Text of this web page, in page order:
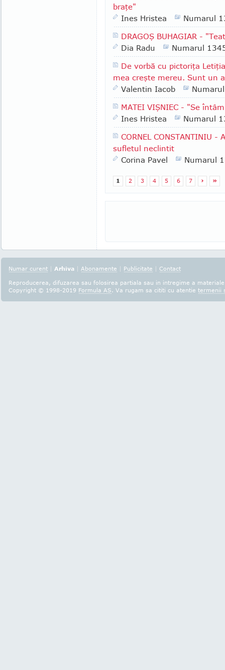
braţe"
Ines Hristea
Numarul
DRAGOŞ BUHAGIAR -
Dia Radu
Numarul
De vorbă cu pictoriţa
mea creşte mereu. Sunt un
Valentin Iacob
MATEI VIŞNIEC - "Se
Ines Hristea
Numarul
CORNEL CONSTANTINIU
sufletul neclintit
Corina Pavel
Numarul
1 2 3 4 5 6 7 › »
Numar curent | Arhiva | Abonamente | Publicitate | Contact
Reproducerea, difuzarea sau folosirea partiala sau in intregime a
Copyright © 1998-2019 Formula AS. Va rugam sa cititi cu atentie termenii